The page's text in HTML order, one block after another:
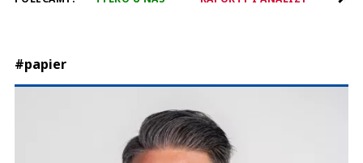
#papier